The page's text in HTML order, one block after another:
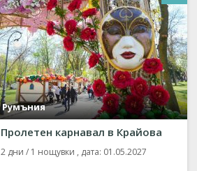
Румъния
Пролетен карнавал в Крайова
2 дни / 1 нощувки , дата: 01.05.2027